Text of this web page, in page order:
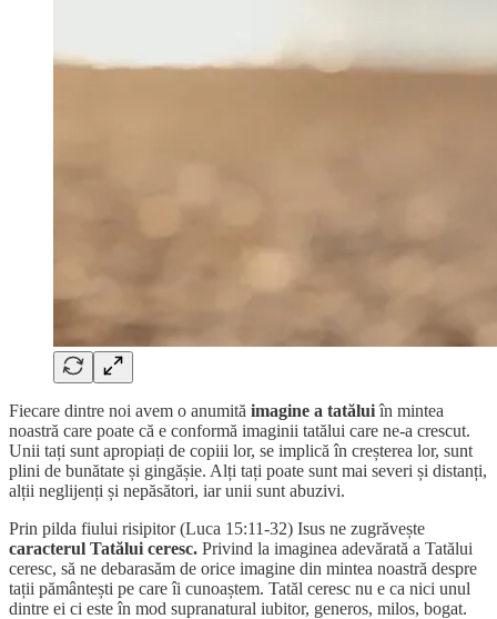
Fiecare dintre noi avem o anumită imagine a tatăluiîn mintea
noastră care poate că e conformă imaginii tatălui care ne-a crescut.
Unii tați sunt apropiați de copiii lor, se implică în creșterea lor, sunt
plini de bunătate și gingășie. Alți tați poate sunt mai severi și distanți,
alții neglijenți și nepăsători, iar unii sunt abuzivi.
Prin pilda fiului risipitor (Luca 15:11-32) Isus ne zugrăvește
caracterul Tatălui ceresc. Privind la imaginea adevărată a Tatălui
ceresc, să ne debarasăm de orice imagine din mintea noastră despre
tații pământești pe care îi cunoaștem. Tatăl ceresc nu e ca nici unul
dintre ei ci este în mod supranatural iubitor, generos, milos, bogat.